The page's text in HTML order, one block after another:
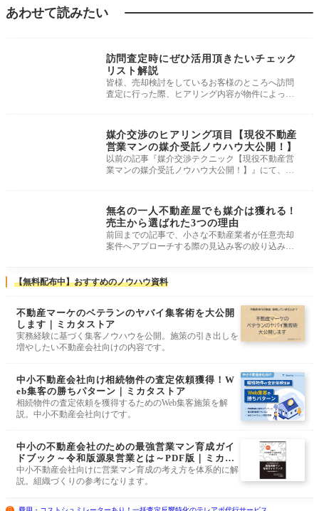
あわせて読みたい
訪問査定時にぜひ活用頂きたいチェック
リスト解説
皆様、売却検討をしているお客様のところへ訪問
査定に行った際、ヒアリング内容が物件によって
媒介交渉のヒアリング項目【現役不動産
営業マンの媒介受託ノウハウ大公開！】
以前の記事『媒介交渉テクニック【現役不動産営
業マンの媒介受託ノウハウ大公開！】』にて、媒
無名の一人不動産屋でも媒介は獲れる！
売主から選ばれた3つの理由
前回までの記事で、小さな不動産業者が任意売却
案件へアプローチする際の見込み客の絞り込み方
【無料配布中】おすすめのノウハウ資料
不動産マーケのベテランのヤバイ集客術を大公開
します｜ミカタストア
実務経験に基づく集客ノウハウを公開。施策の引き出しを
増やしたい不動産会社向けの内容です。
中小不動産会社向け相続物件の査定依頼獲得！W
eb集客の勝ちパターン｜ミカタストア
相続物件の査定依頼を獲得するためのWeb集客施策を解
説。中小不動産会社向けです。
中小の不動産会社のための最強営業マン育成ガイ
ドブック～令和版源泉営業とは～PDF版｜ミカタ
ストア
中小不動産会社向けに営業マン育成の考え方を体系的に解
説。組織づくりの参考になります。